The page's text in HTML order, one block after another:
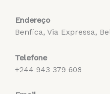
Endereço
Benfica, Via Expressa,
Telefone
+244 943 379 608